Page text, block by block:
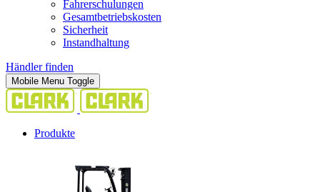
Fahrerschulungen
Gesamtbetriebskosten
Sicherheit
Instandhaltung
Händler finden
Mobile Menu Toggle
Produkte